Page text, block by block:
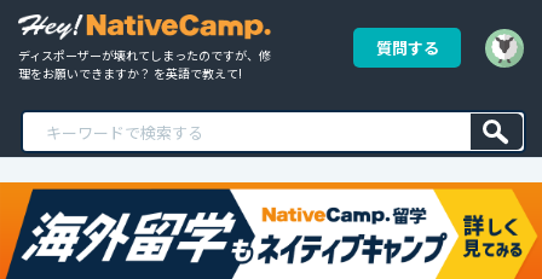
ディスポーザーが壊れてしまったのですが、修
理をお願いできますか？ を英語で教えて!
質問する